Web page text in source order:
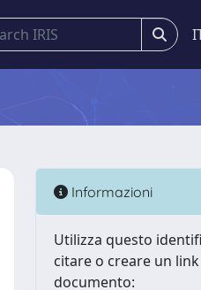
Informazioni
Utilizza questo
citare o creare un
documento: